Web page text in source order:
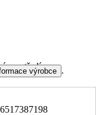
prostředívýrobce .